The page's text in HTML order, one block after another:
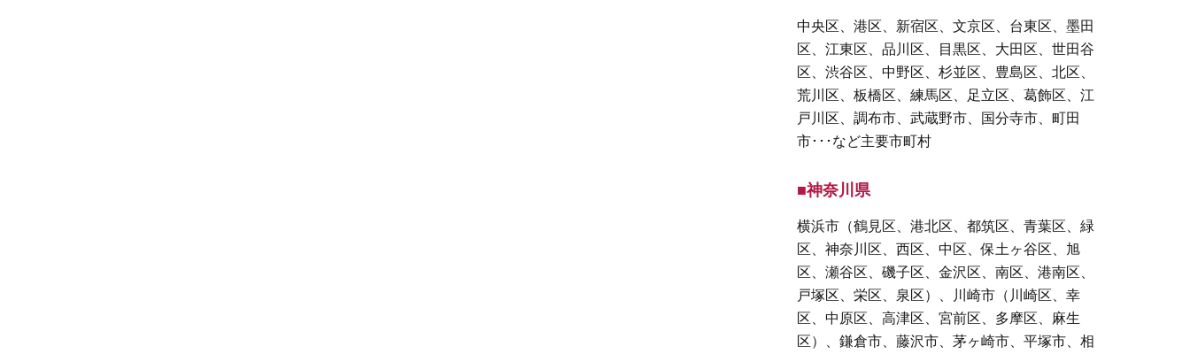
中央区、港区、新宿区、文京区、台東区、墨田
区、江東区、品川区、目黒区、大田区、世田谷
区、渋谷区、中野区、杉並区、豊島区、北区、
荒川区、板橋区、練馬区、足立区、葛飾区、江
戸川区、調布市、武蔵野市、国分寺市、町田
市･･･など主要市町村
■神奈川県
横浜市（鶴見区、港北区、都筑区、青葉区、緑
区、神奈川区、西区、中区、保土ヶ谷区、旭
区、瀬谷区、磯子区、金沢区、南区、港南区、
戸塚区、栄区、泉区）、川崎市（川崎区、幸
区、中原区、高津区、宮前区、多摩区、麻生
区）、鎌倉市、藤沢市、茅ヶ崎市、平塚市、相